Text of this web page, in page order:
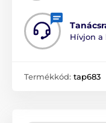
Hívjon a
Termékkód: tap683